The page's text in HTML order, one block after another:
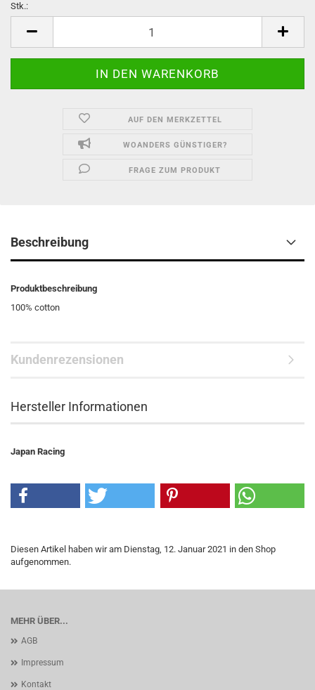
Stk.:
AUF DEN MERKZETTEL
WOANDERS GÜNSTIGER?
FRAGE ZUM PRODUKT
Beschreibung
Produktbeschreibung
100% cotton
Kundenrezensionen
Hersteller Informationen
Japan Racing
Diesen Artikel haben wir am Dienstag, 12. Januar 2021 in den Shop
aufgenommen.
MEHR ÜBER...
AGB
Impressum
Kontakt